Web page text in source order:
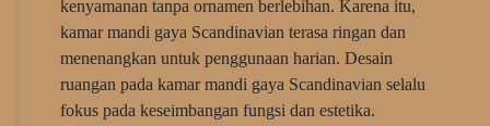
kenyamanan tanpa ornamen berlebihan. Karena itu,
kamar mandi gaya Scandinavian terasa ringan dan
menenangkan untuk penggunaan harian. Desain
ruangan pada kamar mandi gaya Scandinavian selalu
fokus pada keseimbangan fungsi dan estetika.